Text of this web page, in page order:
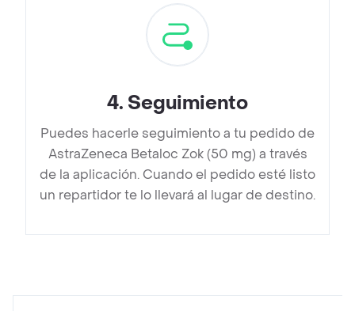
4. Seguimiento
Puedes hacerle seguimiento a tu pedido de
AstraZeneca Betaloc Zok (50 mg) a través
de la aplicación. Cuando el pedido esté listo
un repartidor te lo llevará al lugar de destino.